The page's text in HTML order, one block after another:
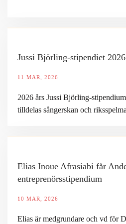
Jussi Björling-stipendiet
11 MAR, 2026
2026 års Jussi Björling-
tilldelas sångerskan och
Elias Inoue Afrasiabi får
entreprenörsstipendium
10 MAR, 2026
Elias är medgrundare och vd för